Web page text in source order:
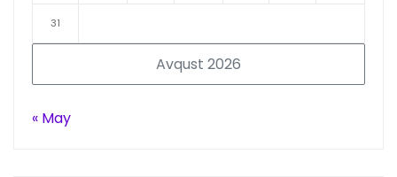
Avqust 2026
31
« May